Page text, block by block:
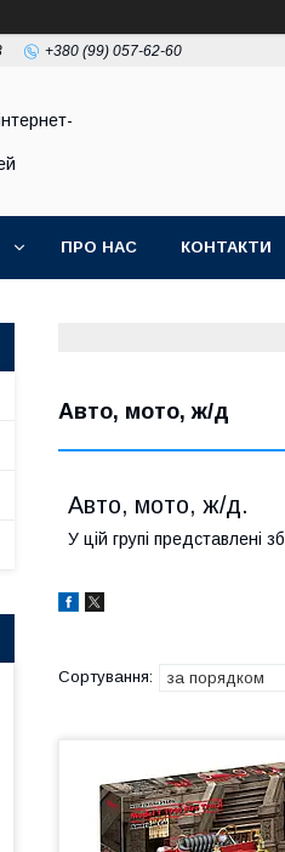
+380 (99) 057-62-60
ПРО НАС КОНТАКТИ
Авто, мото, ж/д
Авто, мото, ж/д.
У цій групі представлені